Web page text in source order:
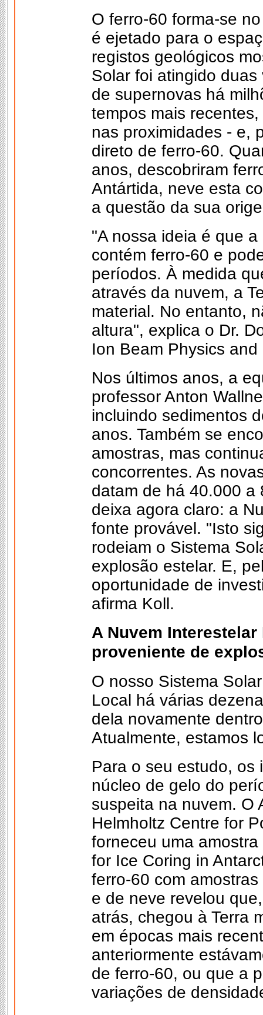
O ferro-60 forma-se
é ejetado para o
registos geológicos
Solar foi atingido
de supernovas há
tempos mais
nas proximidades - e,
direto de ferro-60.
anos, descobriram
Antártida, neve esta
a questão da sua
"A nossa ideia é que
contém ferro-60 e
períodos. À medida
através da nuvem, a
material. No entanto,
altura", explica o Dr.
Ion Beam Physics
Nos últimos anos, a
professor Anton
incluindo sedimentos
anos. Também se
amostras, mas
concorrentes. As
datam de há 40.000 a
deixa agora claro: a
fonte provável. "Isto
rodeiam o Sistema
explosão estelar. E,
oportunidade de
afirma Koll.
A Nuvem
proveniente de
O nosso Sistema
Local há várias
dela novamente
Atualmente, estamos
Para o seu estudo, os
núcleo de gelo do
suspeita na nuvem. O
Helmholtz Centre for
forneceu uma
for Ice Coring in
ferro-60 com
e de neve revelou
atrás, chegou à Terra
em épocas mais
anteriormente
de ferro-60, ou que a
variações de